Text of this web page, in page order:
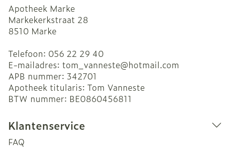
Apotheek Marke
Markekerkstraat 28
8510 Marke
Telefoon: 056 22 29 40
E-mailadres: tom_vanneste@hotmail.com
APB nummer: 342701
Apotheek titularis: Tom Vanneste
BTW nummer: BE0860456811
Klantenservice
FAQ